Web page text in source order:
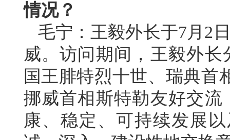
情况？
毛宁： 王毅外长于7月2
威。访问期间，王毅外
国王腓特烈十世、瑞典首
挪威首相斯特勒友好交
康、稳定、可持续发展